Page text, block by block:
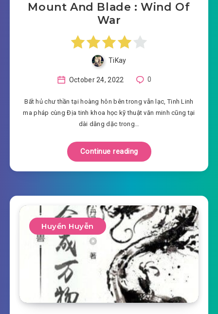
Mount And Blade : Wind Of
War
TiKay
October 24, 2022 0
Bất hủ chư thần tại hoàng hôn bên trong vẫn lạc, Tinh Linh
ma pháp cùng Địa tinh khoa học kỹ thuật văn minh cũng tại
dài dằng dặc trong…
Continue reading
Huyền Huyễn